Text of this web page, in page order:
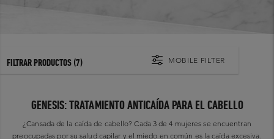
FILTRAR PRODUCTOS (7) MOBILE FILTER
GENESIS: TRATAMIENTO ANTICAÍDA PARA EL CABELLO
¿Cansada de la caída de cabello? Cada 3 de 4 mujeres se encuentran
preocupadas por su salud capilar y el miedo en común es la caída excesiva.